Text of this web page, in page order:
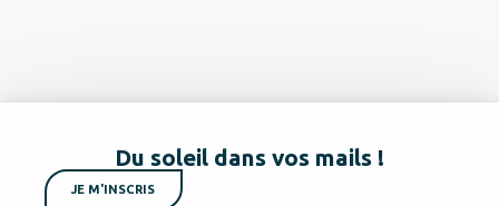
Du soleil dans vos mails !
JE M'INSCRIS